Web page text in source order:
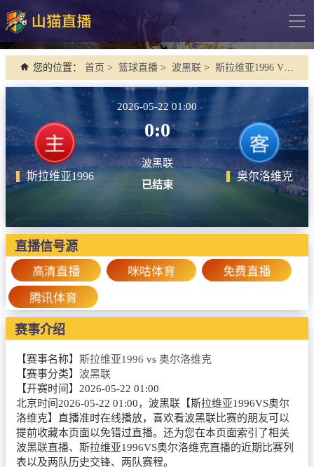
导
网站首页
德甲
法甲
西甲
欧冠杯
中超
篮球直播
NBA
CBA
录像
足球录像
篮球录像
您的位置： 首页 > 篮球直播 > 波黑联 > 斯拉维亚1996 VS 奥尔洛维克
斯拉维亚1996
2026-05-22 01:00
0:0
波黑联
已结束
奥尔洛维克
直播信号源
高清直播 咪咕体育 免费直播
腾讯体育
赛事介绍
【赛事名称】 斯拉维亚1996 vs 奥尔洛维克
【赛事分类】 波黑联
【开赛时间】 2026-05-22 01:00
北京时间2026-05-22 01:00，波黑联【斯拉维亚1996VS奥尔
洛维克】直播准时在线播放，喜欢看波黑联比赛的朋友可以
提前收藏本页面以免错过直播。还为您在本页面索引了相关
波黑联直播、斯拉维亚1996VS奥尔洛维克直播的近期比赛列
表以及两队历史交锋、两队赛程。